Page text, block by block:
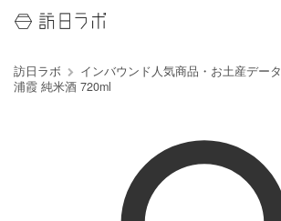
訪日ラボ インバウンド人気商品・お土産データ
浦霞 純米酒 720ml